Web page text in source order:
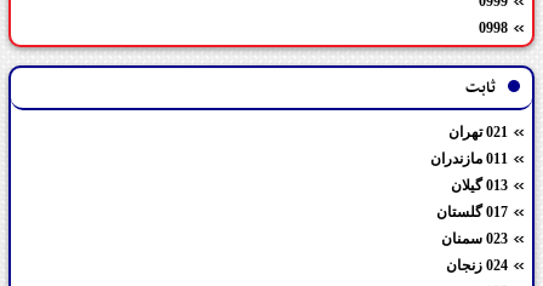
0998
ثابت
021 تهران
011 مازندران
013 گیلان
017 گلستان
023 سمنان
024 زنجان